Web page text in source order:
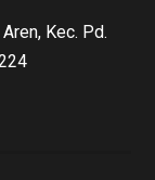
Kec. Pd.